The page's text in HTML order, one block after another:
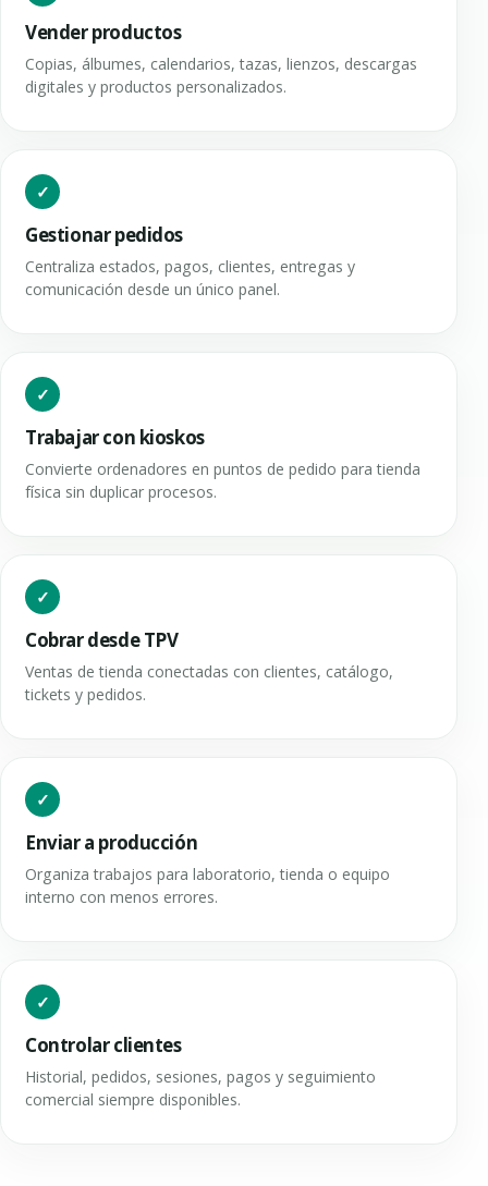
Vender productos
Copias, álbumes, calendarios, tazas, lienzos, descargas
digitales y productos personalizados.
Gestionar pedidos
Centraliza estados, pagos, clientes, entregas y
comunicación desde un único panel.
Trabajar con kioskos
Convierte ordenadores en puntos de pedido para tienda
física sin duplicar procesos.
Cobrar desde TPV
Ventas de tienda conectadas con clientes, catálogo,
tickets y pedidos.
Enviar a producción
Organiza trabajos para laboratorio, tienda o equipo
interno con menos errores.
Controlar clientes
Historial, pedidos, sesiones, pagos y seguimiento
comercial siempre disponibles.